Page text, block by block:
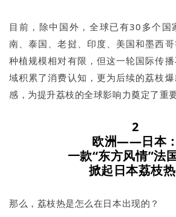
目前，除中国外，全球已有30多个国
南、泰国、老挝、印度、美国和墨西
种植规模相对有限，但这一轮国际传
域积累了消费认知，更为后续的荔枝
感，为提升荔枝的全球影响力奠定了重要
2
欧洲——日本：
一款“东方风情”法
掀起日本荔枝热
那么，荔枝热是怎么在日本出现的？